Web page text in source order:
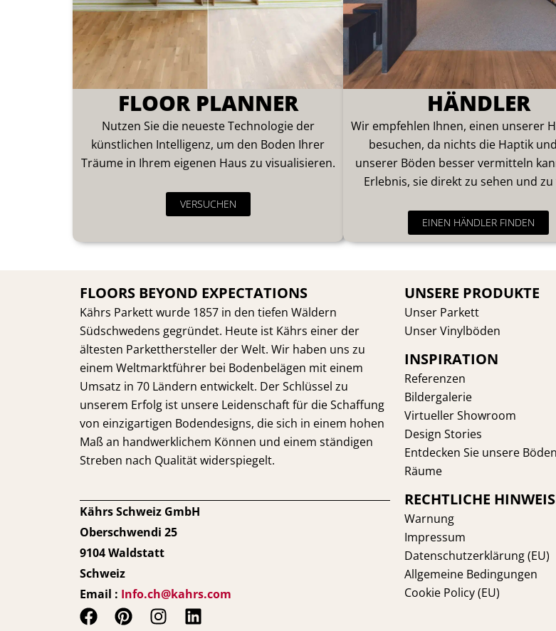
FLOOR PLANNER
Nutzen Sie die neueste Technologie der
künstlichen Intelligenz, um den Boden Ihrer
Träume in Ihrem eigenen Haus zu visualisieren.
VERSUCHEN
HÄNDLER
Wir empfehlen Ihnen, einen unserer
besuchen, da nichts die Haptik
unserer Böden besser vermitteln
Erlebnis, sie direkt zu sehen und
EINEN HÄNDLER FINDEN
FLOORS BEYOND EXPECTATIONS
Kährs Parkett wurde 1857 in den tiefen Wäldern
Südschwedens gegründet. Heute ist Kährs einer der
ältesten Parketthersteller der Welt. Wir haben uns zu
einem Weltmarktführer bei Bodenbelägen mit einem
Umsatz in 70 Ländern entwickelt. Der Schlüssel zu
unserem Erfolg ist unsere Leidenschaft für die Schaffung
von einzigartigen Bodendesigns, die sich in einem hohen
Maß an handwerklichem Können und einem ständigen
Streben nach Qualität widerspiegelt.
Kährs Schweiz GmbH
Oberschwendi 25
9104 Waldstatt
Schweiz
Email : Info.ch@kahrs.com
F P I L
UNSERE PRODUKTE
Unser Parkett
Unser Vinylböden
INSPIRATION
Referenzen
Bildergalerie
Virtueller Showroom
Design Stories
Entdecken Sie unsere
Räume
RECHTLICHE
Warnung
Impressum
Datenschutzerklärung (EU)
Allgemeine Bedingungen
Cookie Policy (EU)